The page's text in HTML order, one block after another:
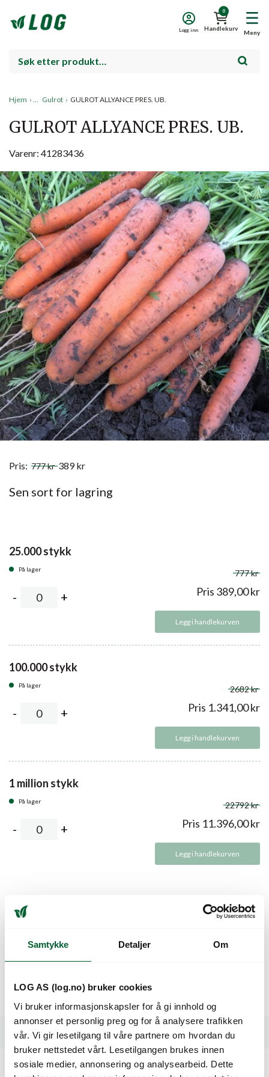
Samtykke Detaljer Om
LOG AS (log.no) bruker cookies
Vi bruker informasjonskapsler for å gi innhold og
annonser et personlig preg og for å analysere trafikken
vår. Vi gir lesetilgang til våre partnere om hvordan du
bruker nettstedet vårt. Lesetilgangen brukes innen
sosiale medier, annonsering og analysearbeid. Dette
Meny
0
Handlekurv
Logg inn
Hjem › Gulrot › GULROT ALLYANCE PRES. UB.
GULROT ALLYANCE PRES. UB.
Varenr: 41283436
Salg!
Pris: 777kr 389kr
Sen sort for lagring
25.000 stykk
På lager 777 kr
Pris 389,00kr
Legg i handlekurven
100.000 stykk
På lager 2682 kr
Pris 1.341,00kr
Legg i handlekurven
1 million stykk
På lager 22792 kr
Pris 11.396,00kr
Legg i handlekurven
Beskrivelse
Sen sort. Gir lange, slanke og pene røtter. Modner ca som
Romance. Sterk mot brekkasje og stokk. Ingen grønntopp.
Spesifikasjoner